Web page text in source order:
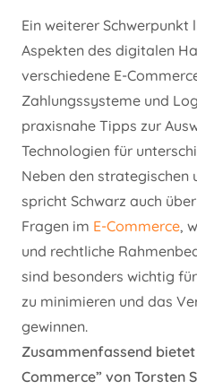
Ein weiterer
Aspekten des digitalen
verschiedene E-
Zahlungssysteme und
praxisnahe Tipps zur
Technologien für
Neben den strategischen
spricht Schwarz auch
Fragen im E-Commerce,
und rechtliche
sind besonders wichtig
zu minimieren und das
gewinnen.
Zusammenfassend
Commerce” von Torsten